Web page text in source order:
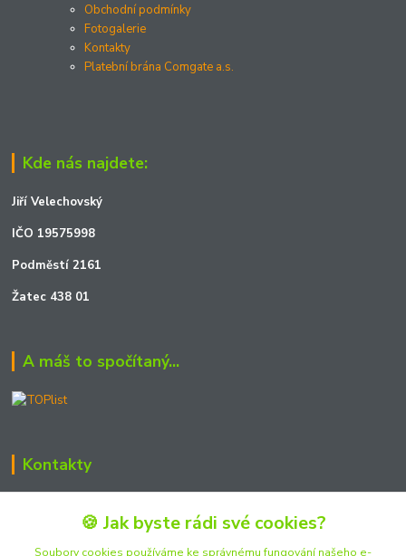
Obchodní podmínky
Fotogalerie
Kontakty
Platební brána Comgate a.s.
Kde nás najdete:
Jiří Velechovský
IČO 19575998
Podměstí 2161
Žatec 438 01
A máš to spočítaný...
Kontakty
+420 722 723 990
(Po-Pá, 15:30-19:30 hod.)
🍪 Jak byste rádi své cookies?
Soubory cookies používáme ke správnému fungování našeho e-